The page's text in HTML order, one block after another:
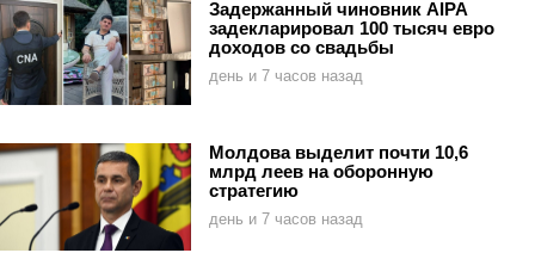
Задержанный чиновник AIPA
задекларировал 100 тысяч евро
доходов со свадьбы
день и 7 часов назад
Молдова выделит почти 10,6
млрд леев на оборонную
стратегию
день и 7 часов назад